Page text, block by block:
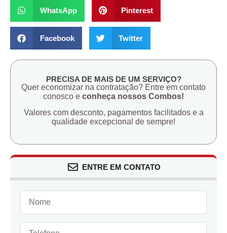
WhatsApp Pinterest
Facebook Twitter
PRECISA DE MAIS DE UM SERVIÇO?
Quer economizar na contratação? Entre em contato
conosco e conheça nossos Combos!
Valores com desconto, pagamentos facilitados e a
qualidade excepcional de sempre!
ENTRE EM CONTATO